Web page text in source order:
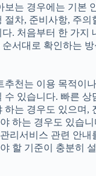
보는 경우에는 기본
절차, 준비사항, 주의
. 처음부터 한 가지
순서대로 확인하는
추천는 이용 목적이
수 있습니다. 빠른 상
하는 경우도 있으며,
하는 경우도 있습니
리서비스 관련 안내
할 기준이 충분히